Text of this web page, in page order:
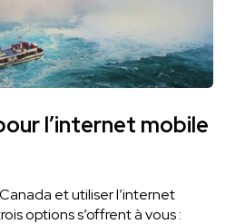
l’internet mobile
et utiliser l’internet
options s’offrent à vous :